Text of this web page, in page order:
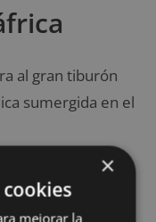
al gran tiburón
sumergida en el
desierto
×
mejorar la